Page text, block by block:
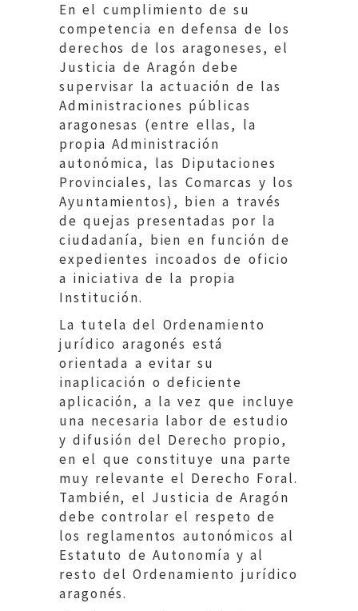
En el cumplimiento de su
competencia en defensa de los
derechos de los aragoneses, el
Justicia de Aragón debe
supervisar la actuación de las
Administraciones públicas
aragonesas (entre ellas, la
propia Administración
autonómica, las Diputaciones
Provinciales, las Comarcas y los
Ayuntamientos), bien a través
de quejas presentadas por la
ciudadanía, bien en función de
expedientes incoados de oficio
a iniciativa de la propia
Institución.
La tutela del Ordenamiento
jurídico aragonés está
orientada a evitar su
inaplicación o deficiente
aplicación, a la vez que incluye
una necesaria labor de estudio
y difusión del Derecho propio,
en el que constituye una parte
muy relevante el Derecho Foral.
También, el Justicia de Aragón
debe controlar el respeto de
los reglamentos autonómicos al
Estatuto de Autonomía y al
resto del Ordenamiento jurídico
aragonés.